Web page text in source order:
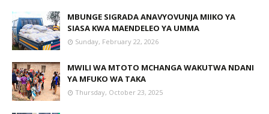
MBUNGE SIGRADA ANAVYOVUNJA MIIKO YA
SIASA KWA MAENDELEO YA UMMA
Sunday, February 22, 2026
MWILI WA MTOTO MCHANGA WAKUTWA NDANI
YA MFUKO WA TAKA
Thursday, October 23, 2025